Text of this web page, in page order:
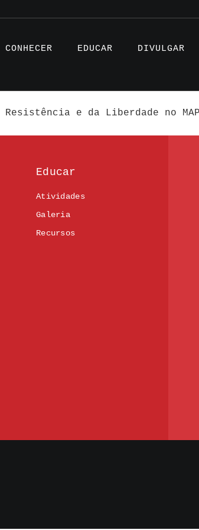
CONHECER EDUCAR DIVULGAR
e da Liberdade no MAP
Educar
Atividades
Galeria
Recursos